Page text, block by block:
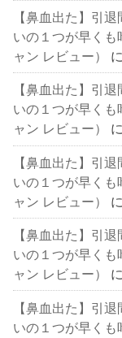
【鼻血出た】引
いの１つが早くも
ャン レビュー）
に
【鼻血出た】引
いの１つが早くも
ャン レビュー）
に
【鼻血出た】引
いの１つが早くも
ャン レビュー）
【鼻血出た】引
いの１つが早くも
ャン レビュー）
【鼻血出た】引
いの１つが早くも